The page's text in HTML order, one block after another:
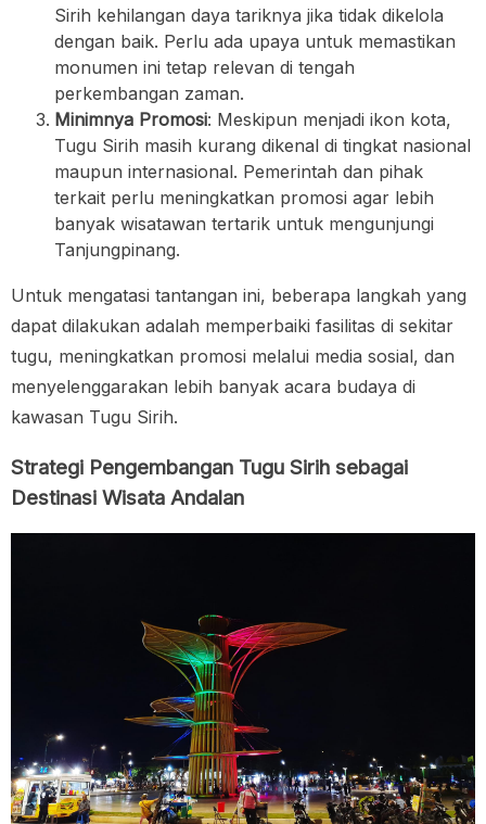
Sirih kehilangan daya tariknya jika tidak dikelola
dengan baik. Perlu ada upaya untuk memastikan
monumen ini tetap relevan di tengah
perkembangan zaman.
Minimnya Promosi: Meskipun menjadi ikon kota,
Tugu Sirih masih kurang dikenal di tingkat nasional
maupun internasional. Pemerintah dan pihak
terkait perlu meningkatkan promosi agar lebih
banyak wisatawan tertarik untuk mengunjungi
Tanjungpinang.
Untuk mengatasi tantangan ini, beberapa langkah yang
dapat dilakukan adalah memperbaiki fasilitas di sekitar
tugu, meningkatkan promosi melalui media sosial, dan
menyelenggarakan lebih banyak acara budaya di
kawasan Tugu Sirih.
Strategi Pengembangan Tugu Sirih sebagai
Destinasi Wisata Andalan